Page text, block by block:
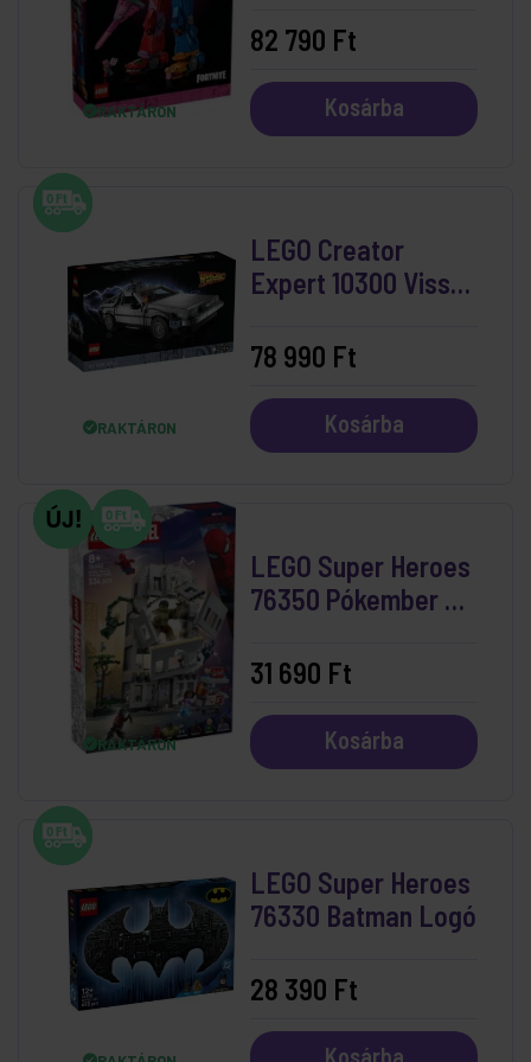
RAKTÁRON
82 790 Ft
Kosárba
RAKTÁRON
LEGO Creator
Expert 10300 Vissza
78 990 Ft
Kosárba
RAKTÁRON
LEGO Super Heroes
76350 Pókember és
31 690 Ft
Kosárba
LEGO Super Heroes
76330 Batman Logó
28 390 Ft